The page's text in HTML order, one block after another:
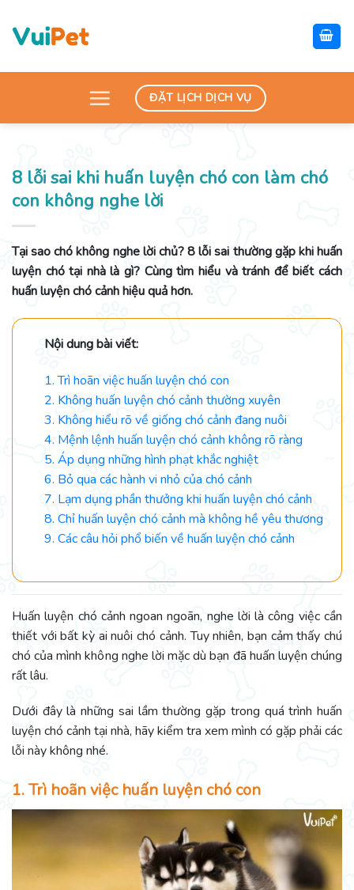
content
ĐẶT LỊCH DỊCH VỤ
8 lỗi sai khi huấn luyện chó con làm chó
con không nghe lời
Tại sao chó không nghe lời chủ? 8 lỗi sai thường gặp khi huấn
luyện chó tại nhà là gì? Cùng tìm hiểu và tránh để biết cách
huấn luyện chó cảnh hiệu quả hơn.
Nội dung bài viết:
1. Trì hoãn việc huấn luyện chó con
2. Không huấn luyện chó cảnh thường xuyên
3. Không hiểu rõ về giống chó cảnh đang nuôi
4. Mệnh lệnh huấn luyện chó cảnh không rõ ràng
5. Áp dụng những hình phạt khắc nghiệt
6. Bỏ qua các hành vi nhỏ của chó cảnh
7. Lạm dụng phần thưởng khi huấn luyện chó cảnh
8. Chỉ huấn luyện chó cảnh mà không hề yêu thương
9. Các câu hỏi phổ biến về huấn luyện chó cảnh
Huấn luyện chó cảnh ngoan ngoãn, nghe lời là công việc cần
thiết với bất kỳ ai nuôi chó cảnh. Tuy nhiên, bạn cảm thấy chú
chó của mình không nghe lời mặc dù bạn đã huấn luyện chúng
rất lâu.
Dưới đây là những sai lầm thường gặp trong quá trình huấn
luyện chó cảnh tại nhà, hãy kiểm tra xem mình có gặp phải các
lỗi này không nhé.
1. Trì hoãn việc huấn luyện chó con